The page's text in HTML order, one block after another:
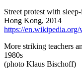
Street protest with
Hong Kong, 2014
https://
More striking teachers
1980s
(photo Klaus Bischoff)